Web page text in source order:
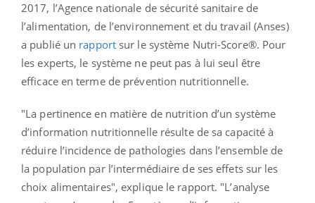
2017, l’Agence nationale de sécurité sanitaire de
l’alimentation, de l’environnement et du travail (Anses)
a publié un rapportsur le système Nutri-Score®. Pour
les experts, le système ne peut pas à lui seul être
efficace en terme de prévention nutritionnelle.
"La pertinence en matière de nutrition d’un système
d’information nutritionnelle résulte de sa capacité à
réduire l’incidence de pathologies dans l’ensemble de
la population par l’intermédiaire de ses effets sur les
choix alimentaires", explique le rapport. "L’analyse